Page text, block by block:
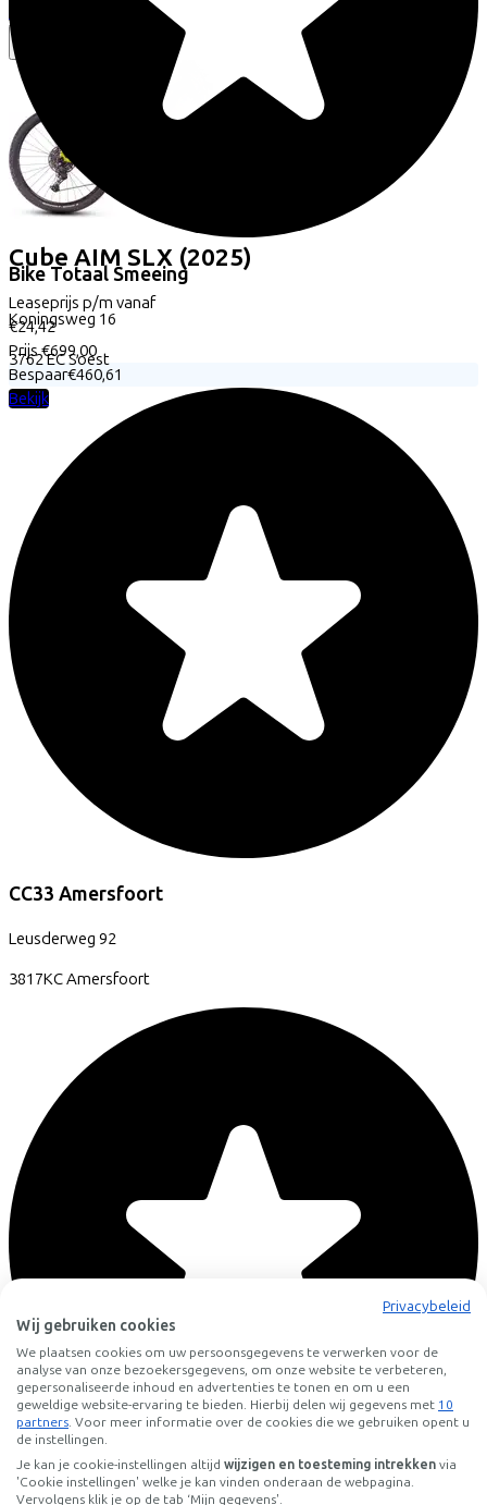
Bike Totaal Smeeing
Koningsweg 16
3762 ECSoest
CC33 Amersfoort
Leusderweg 92
3817KCAmersfoort
Cube AIM SLX (2025)
Leaseprijs p/m vanaf
€24,42
Prijs€699,00
Bespaar€460,61
Bekijk
Privacybeleid
Wij gebruiken cookies
We plaatsen cookies om uw persoonsgegevens te verwerken voor de
analyse van onze bezoekersgegevens, om onze website te verbeteren,
gepersonaliseerde inhoud en advertenties te tonen en om u een
geweldige website-ervaring te bieden. Hierbij delen wij gegevens met 10
partners. Voor meer informatie over de cookies die we gebruiken opent u
de instellingen.
Je kan je cookie-instellingen altijd wijzigen en toesteming intrekken via
'Cookie instellingen' welke je kan vinden onderaan de webpagina.
Vervolgens klik je op de tab ‘Mijn gegevens'.